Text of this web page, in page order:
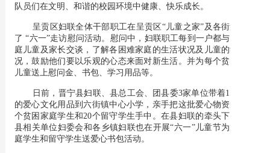
队员们在文明、和谐的校园环境中健康、快乐成长。
呈贡区妇联全体干部职工在呈贡区“儿童之家”及各街道开展
了 “六一”走访慰问活动。慰问中，妇联职工每到一户都与贫困家
庭儿童及家长交谈，了解各困难家庭的生活状况及儿童的学习情
况，鼓励他们要以乐观的心态来面对新生活。并为每个贫困家庭
儿童送上慰问金、书包、学习用品等。
日前，晋宁县妇联、县总工会、团县委3家单位带着1万多元
的爱心文化用品到六街镇中心小学，亲手把这批爱心物资送到70
个贫困家庭学生和20个留守学生手中。在县妇联的牵头下，晋宁
县相关单位妇委会和各乡镇妇联也在开展“六一”儿童节为贫困家
庭学生和留守学生送爱心书包活动。